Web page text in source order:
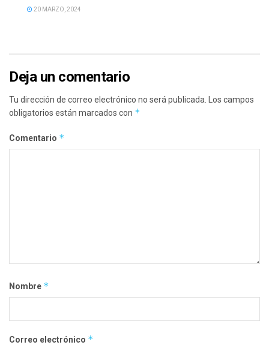
20 MARZO, 2024
Deja un comentario
Tu dirección de correo electrónico no será publicada. Los campos
obligatorios están marcados con *
Comentario *
Nombre *
Correo electrónico *